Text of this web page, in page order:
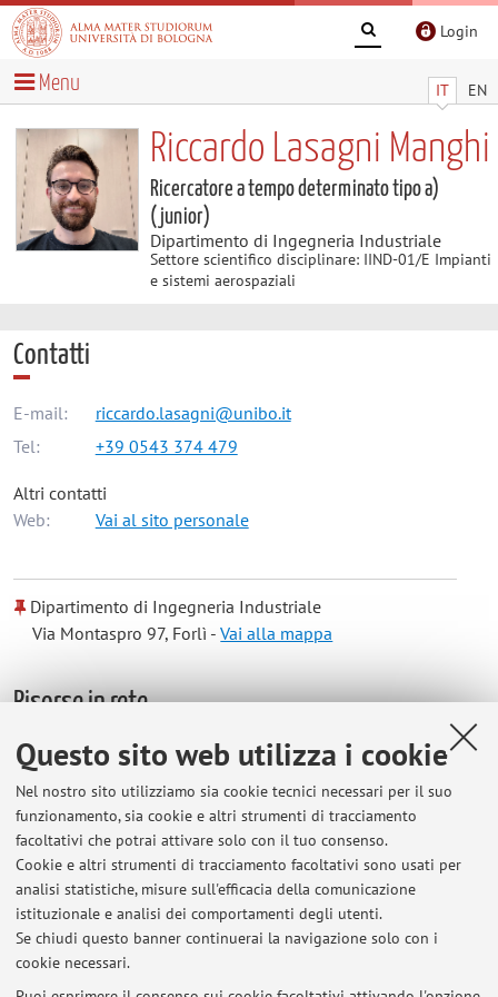
Questo sito web utilizza i cookie
Nel nostro sito utilizziamo sia cookie tecnici necessari per il suo
funzionamento, sia cookie e altri strumenti di tracciamento
facoltativi che potrai attivare solo con il tuo consenso.
Cookie e altri strumenti di tracciamento facoltativi sono usati per
analisi statistiche, misure sull'efficacia della comunicazione
istituzionale e analisi dei comportamenti degli utenti.
Se chiudi questo banner continuerai la navigazione solo con i
cookie necessari.
Login
IT EN
Menu
Riccardo Lasagni Manghi
Ricercatore a tempo determinato tipo a)
(junior)
Dipartimento di Ingegneria Industriale
Settore scientifico disciplinare: IIND-01/E Impianti
e sistemi aerospaziali
Contatti
E-mail:
riccardo.lasagni@unibo.it
Tel:
+39 0543 374 479
Altri contatti
Web:
Vai al sito personale
Dipartimento di Ingegneria Industriale
Via Montaspro 97, Forlì -Vai alla mappa
Risorse in rete
ORCID
Orario di ricevimento
Martedì (14:00 / 15:30)
Mercoledì (14:00 / 15:30)